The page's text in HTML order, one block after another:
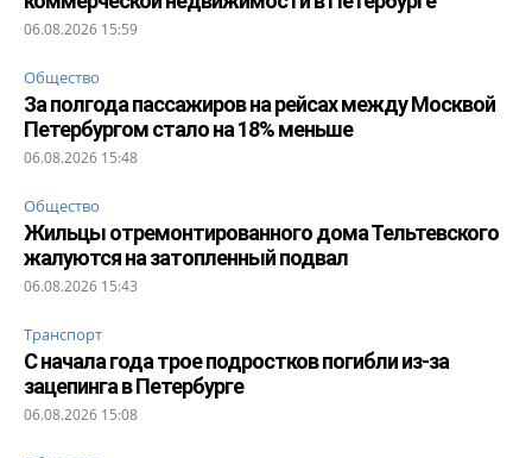
06.08.2026 15:59
Общество
За полгода пассажиров на рейсах между Москвой
Петербургом стало на 18% меньше
06.08.2026 15:48
Общество
Жильцы отремонтированного дома Тельтевского
жалуются на затопленный подвал
06.08.2026 15:43
Транспорт
С начала года трое подростков погибли из-за
зацепинга в Петербурге
06.08.2026 15:08